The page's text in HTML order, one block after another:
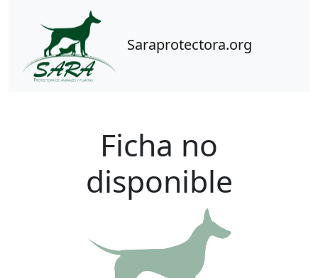
Saraprotectora.org
Ficha no
disponible